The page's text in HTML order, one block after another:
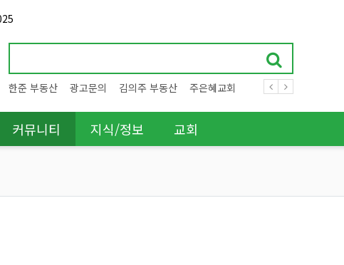
한준 부동산 광고문의 김의주 부동산 주은혜교회
커뮤니티 지식/정보 교회